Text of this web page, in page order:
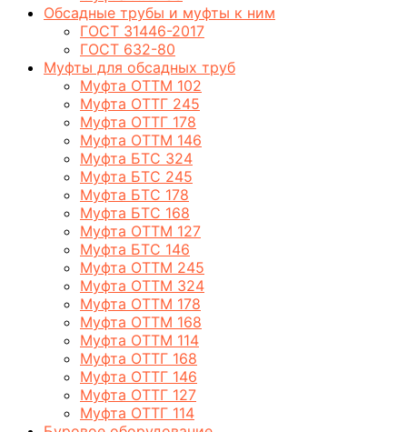
Обсадные трубы и муфты к ним
ГОСТ 31446-2017
ГОСТ 632-80
Муфты для обсадных труб
Муфта ОТТМ 102
Муфта ОТТГ 245
Муфта ОТТГ 178
Муфта ОТТМ 146
Муфта БТС 324
Муфта БТС 245
Муфта БТС 178
Муфта БТС 168
Муфта ОТТМ 127
Муфта БТС 146
Муфта ОТТМ 245
Муфта ОТТМ 324
Муфта ОТТМ 178
Муфта ОТТМ 168
Муфта ОТТМ 114
Муфта ОТТГ 168
Муфта ОТТГ 146
Муфта ОТТГ 127
Муфта ОТТГ 114